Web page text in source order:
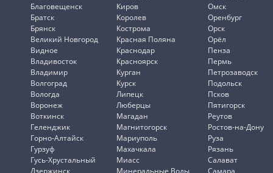
Благовещенск
Братск
Брянск
Великий Новгород
Видное
Владивосток
Владимир
Волгоград
Вологда
Воронеж
Воткинск
Геленджик
Горно-Алтайск
Гурзуф
Гусь-Хрустальный
Дзержинск
Киров
Королев
Кострома
Красная Поляна
Краснодар
Красноярск
Курган
Курск
Липецк
Люберцы
Магадан
Магнитогорск
Мариуполь
Махачкала
Миасс
Минеральные Воды
Омск
Оренбург
Орск
Орёл
Пенза
Пермь
Петрозаводск
Подольск
Псков
Пятигорск
Реутов
Ростов-на-Дону
Руза
Рязань
Салават
Самара